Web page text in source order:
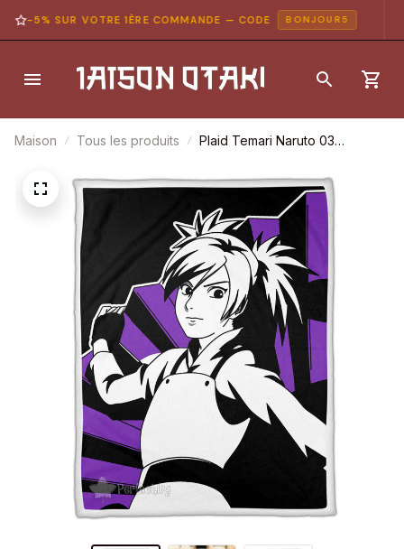
-5% SUR VOTRE 1ÈRE COMMANDE — CODE BONJOUR5
Maison Tous les produits
Plaid Temari Naruto 03
Canapé